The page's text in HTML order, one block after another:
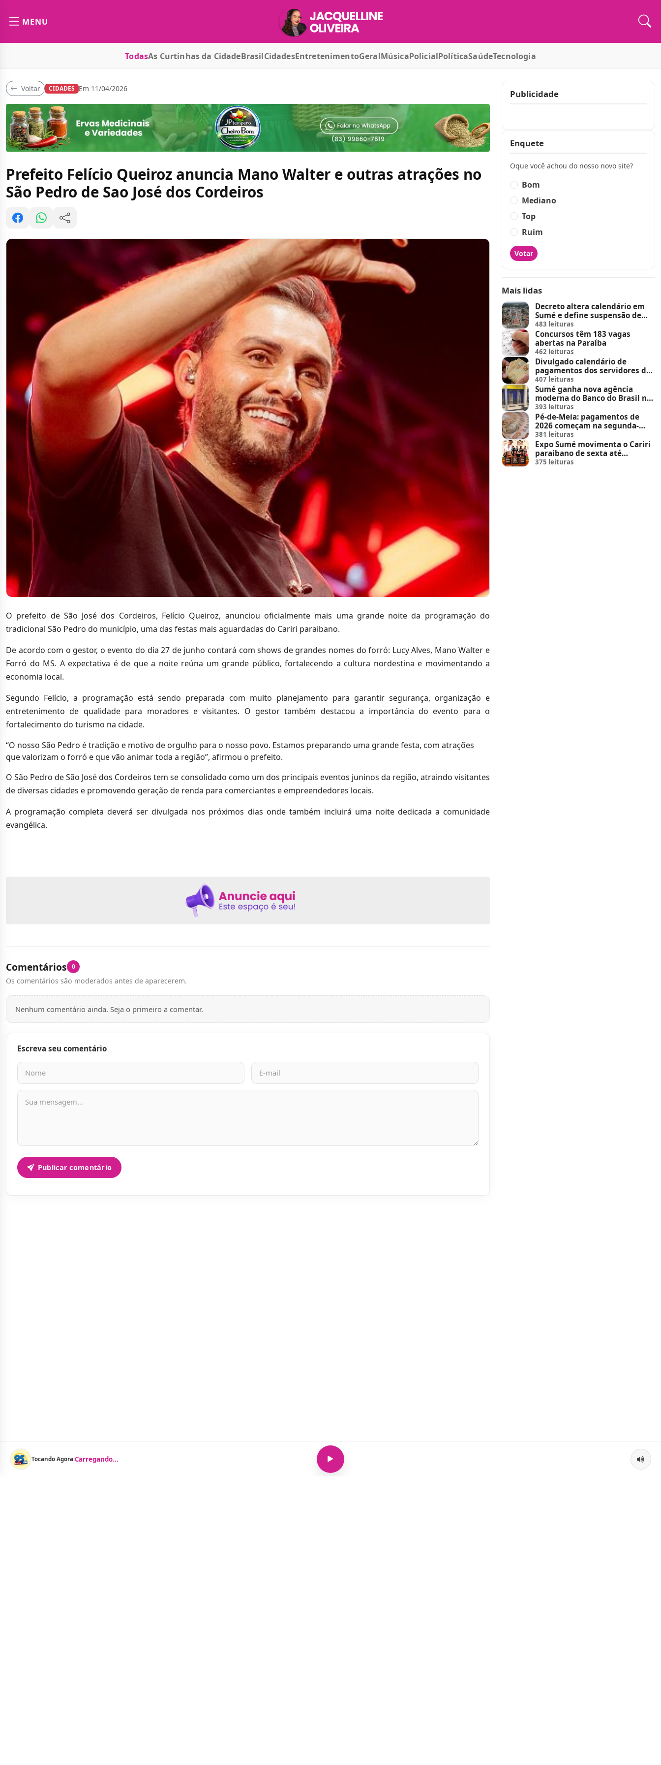
Tocando Agora:Carregando...
MENU
TodasAs Curtinhas da CidadeBrasilCidadesEntretenimentoGeralMúsicaPolicialPolíticaSaúdeTecnologia
Voltar CIDADES Em 11/04/2026
Prefeito Felício Queiroz anuncia Mano Walter e outras atrações no
São Pedro de Sao José dos Cordeiros
O prefeito de São José dos Cordeiros, Felício Queiroz, anunciou oficialmente mais uma grande noite da programação do
tradicional São Pedro do município, uma das festas mais aguardadas do Cariri paraibano.
De acordo com o gestor, o evento do dia 27 de junho contará com shows de grandes nomes do forró: Lucy Alves, Mano Walter e
Forró do MS. A expectativa é de que a noite reúna um grande público, fortalecendo a cultura nordestina e movimentando a
economia local.
Segundo Felício, a programação está sendo preparada com muito planejamento para garantir segurança, organização e
entretenimento de qualidade para moradores e visitantes. O gestor também destacou a importância do evento para o
fortalecimento do turismo na cidade.
“O nosso São Pedro é tradição e motivo de orgulho para o nosso povo. Estamos preparando uma grande festa, com atrações
que valorizam o forró e que vão animar toda a região”, afirmou o prefeito.
O São Pedro de São José dos Cordeiros tem se consolidado como um dos principais eventos juninos da região, atraindo visitantes
de diversas cidades e promovendo geração de renda para comerciantes e empreendedores locais.
A programação completa deverá ser divulgada nos próximos dias onde também incluirá uma noite dedicada a comunidade
evangélica.
Comentários 0
Os comentários são moderados antes de aparecerem.
Nenhum comentário ainda. Seja o primeiro a comentar.
Escreva seu comentário
Nome
E-mail
Mensagem
Publicar comentário
Publicidade
Enquete
Oque você achou do nosso novo site?
Bom
Mediano
Top
Ruim
Votar
Mais lidas
Decreto altera calendário em
Sumé e define suspensão de
feira de animais e feriados
483 leituras
Concursos têm 183 vagas
abertas na Paraíba
462 leituras
Divulgado calendário de
pagamentos dos servidores do
Estado
407 leituras
Sumé ganha nova agência
moderna do Banco do Brasil no
Sumé Shopping
393 leituras
Pé-de-Meia: pagamentos de
2026 começam na segunda-
feira (23)
381 leituras
Expo Sumé movimenta o Cariri
paraibano de sexta até
domingo
375 leituras